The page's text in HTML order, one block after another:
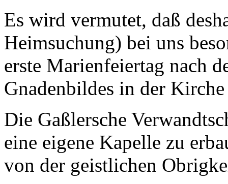
Es wird vermutet, daß
Heimsuchung) bei uns
erste Marienfeiertag nach
Gnadenbildes in der
Die Gaßlersche
eine eigene Kapelle zu
von der geistlichen